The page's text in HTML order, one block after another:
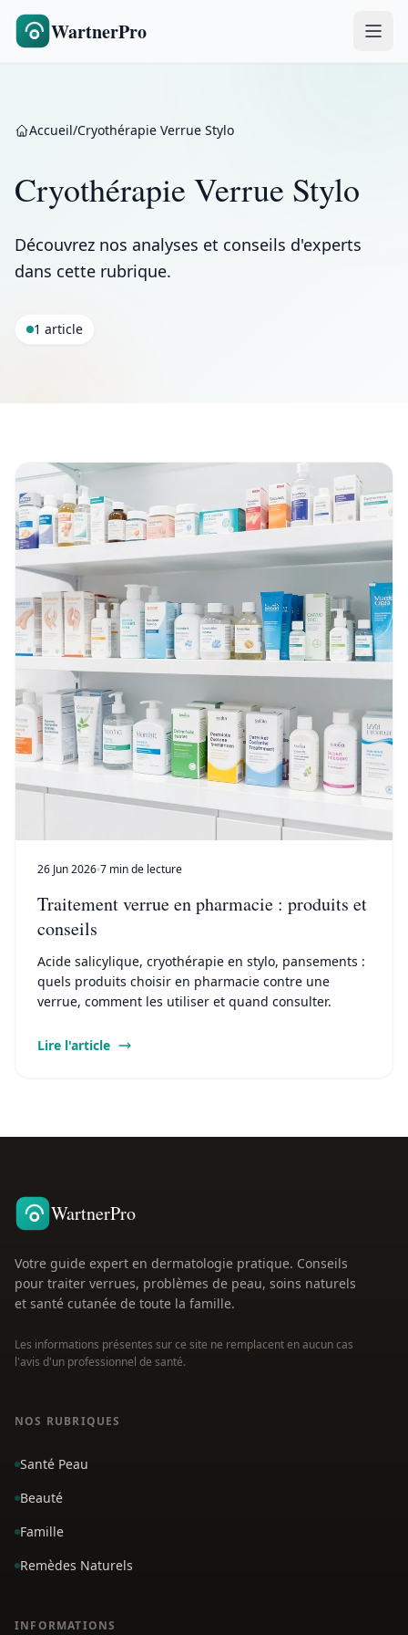
WartnerPro
Accueil/Cryothérapie Verrue Stylo
Cryothérapie Verrue Stylo
Découvrez nos analyses et conseils d'experts
dans cette rubrique.
1 article
26 Jun 2026 7 min de lecture
Traitement verrue en pharmacie : produits et
conseils
Acide salicylique, cryothérapie en stylo, pansements :
quels produits choisir en pharmacie contre une
verrue, comment les utiliser et quand consulter.
Lire l'article
WartnerPro
Votre guide expert en dermatologie pratique. Conseils
pour traiter verrues, problèmes de peau, soins naturels
et santé cutanée de toute la famille.
Les informations présentes sur ce site ne remplacent en aucun cas
l'avis d'un professionnel de santé.
NOS RUBRIQUES
Santé Peau
Beauté
Famille
Remèdes Naturels
INFORMATIONS